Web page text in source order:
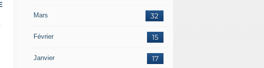
Mars 32
Février 15
Janvier 17